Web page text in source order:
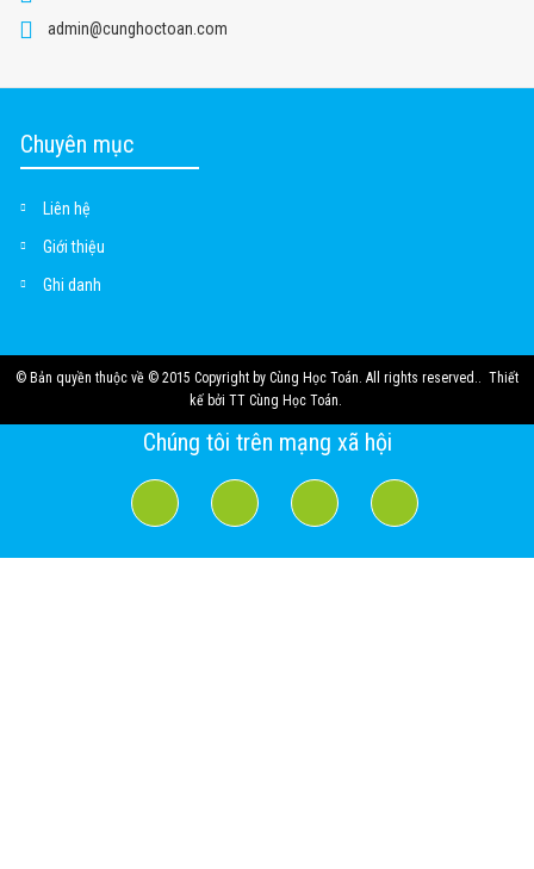
admin@cunghoctoan.com
Chuyên mục
Liên hệ
Giới thiệu
Ghi danh
© Bản quyền thuộc về © 2015 Copyright by Cùng Học Toán. All rights reserved.
Thiết
kế bởi TT Cùng Học Toán
Chúng tôi trên mạng xã hội